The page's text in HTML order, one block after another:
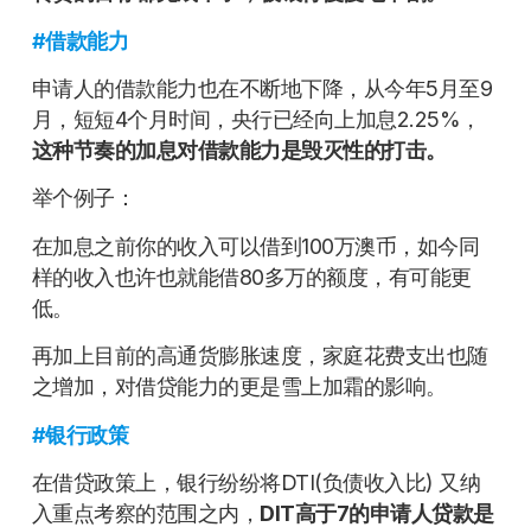
#借款能力
申请人的借款能力也在不断地下降，从今年5月至9
月，短短4个月时间，央行已经向上加息2.25%，
这种节奏的加息对借款能力是毁灭性的打击。
举个例子：
在加息之前你的收入可以借到100万澳币，如今同
样的收入也许也就能借80多万的额度，有可能更
低。
再加上目前的高通货膨胀速度，家庭花费支出也随
之增加，对借贷能力的更是雪上加霜的影响。
#银行政策
在借贷政策上，银行纷纷将DTI(负债收入比) 又纳
入重点考察的范围之内， DIT高于7的申请人贷款是